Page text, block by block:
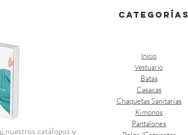
categorías
nuestros catálogos y
Inicio
Vestuario
Batas
Casacas
Chaquetas Sanitarias
Kimonos
Pantalones